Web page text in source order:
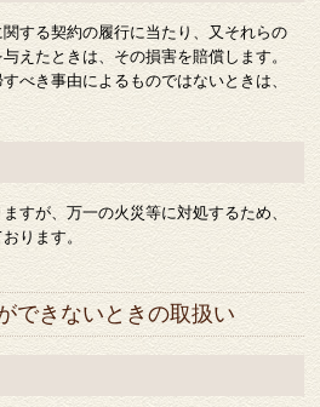
する契約の履行に当たり、又それらの
えたときは、その損害を賠償します。
べき事由によるものではないときは、
すが、万一の火災等に対処するため、
ります。
できないときの取扱い